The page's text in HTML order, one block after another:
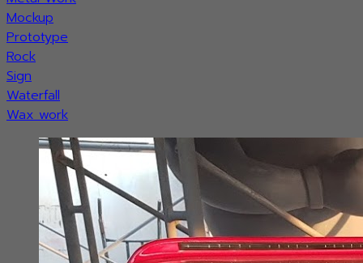
Mockup
Prototype
Rock
Sign
Waterfall
Wax work